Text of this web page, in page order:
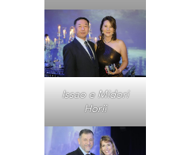
Issao e Midori
Horii